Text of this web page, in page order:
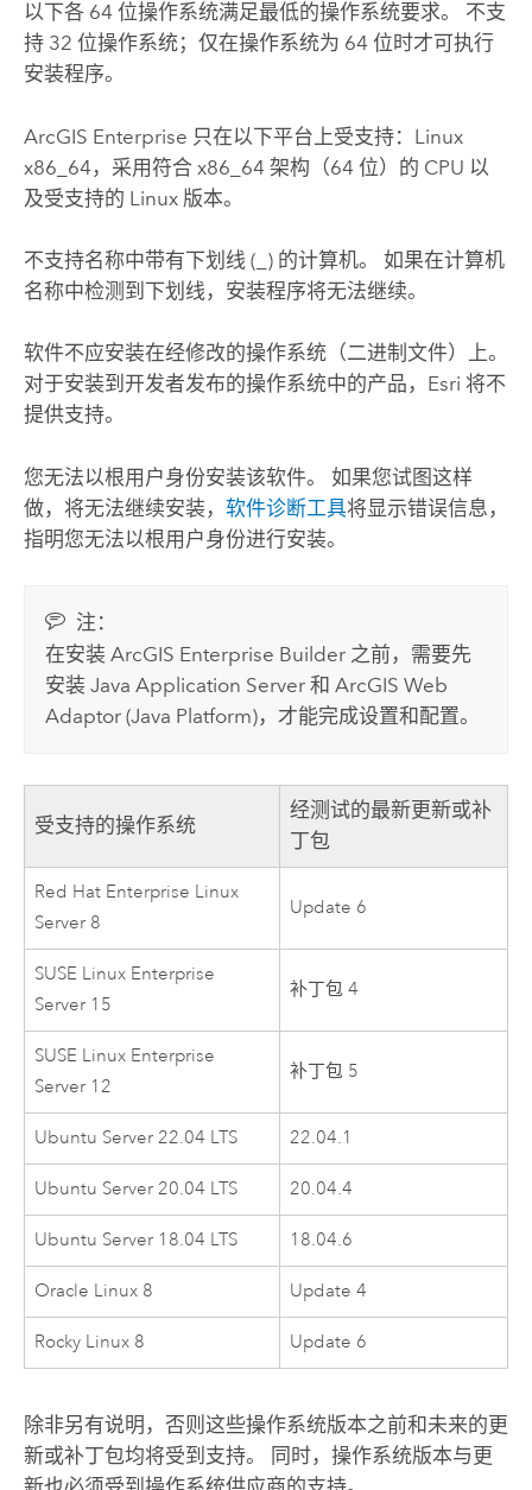
以下各 64 位操作系统满足最低的操作系统要求。 不支
持 32 位操作系统；仅在操作系统为 64 位时才可执行
安装程序。
ArcGIS Enterprise 只在以下平台上受支持： Linux
x86_64，采用符合 x86_64 架构（64 位）的 CPU 以
及受支持的 Linux版本。
不支持名称中带有下划线 (_) 的计算机。 如果在计算机
名称中检测到下划线，安装程序将无法继续。
软件不应安装在经修改的操作系统（二进制文件）上。
对于安装到开发者发布的操作系统中的产品， Esri 将不
提供支持。
您无法以根用户身份安装该软件。 如果您试图这样
做，将无法继续安装， 软件诊断工具将显示错误信息，
指明您无法以根用户身份进行安装。
注：
在安装ArcGIS Enterprise Builder 之前，需要先
安装 Java Application Server 和ArcGIS Web
Adaptor (Java Platform)，才能完成设置和配置。
受支持的操作系统
经测试的最新更新或补
丁包
Red Hat Enterprise Linux
Server 8
Update 6
SUSE Linux Enterprise
Server 15
补丁包 4
SUSE Linux Enterprise
Server 12
补丁包 5
Ubuntu Server 22.04 LTS 22.04.1
Ubuntu Server 20.04 LTS 20.04.4
Ubuntu Server 18.04 LTS 18.04.6
Oracle Linux 8 Update 4
Rocky Linux 8 Update 6
除非另有说明，否则这些操作系统版本之前和未来的更
新或补丁包均将受到支持。 同时，操作系统版本与更